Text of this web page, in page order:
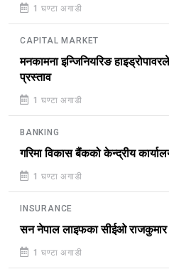
1 घण्टा अगाडी
CAPITAL MARKET
मनकामना इन्जिनियरिङ
प्रस्ताव
1 घण्टा अगाडी
BANKING
गरिमा विकास बैंकको केन्द्रीय
1 घण्टा अगाडी
INSURANCE
सन नेपाल लाइफका सीईओ राजकुमार
1 घण्टा अगाडी